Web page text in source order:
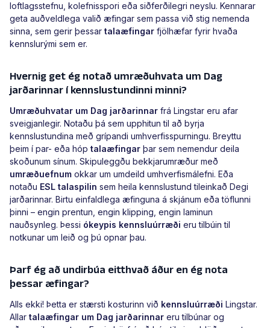
loftlagsstefnu, kolefnisspori eða siðferðilegri neyslu. Kennarar
geta auðveldlega valið æfingar sem passa við stig nemenda
sinna, sem gerir þessar talaæfingar fjölhæfar fyrir hvaða
kennslurými sem er.
Hvernig get ég notað umræðuhvata um Dag
jarðarinnar í kennslustundinni minni?
Umræðuhvatar um Dag jarðarinnar frá Lingstar eru afar
sveigjanlegir. Notaðu þá sem upphitun til að byrja
kennslustundina með grípandi umhverfisspurningu. Breyttu
þeim í par- eða hóp talaæfingar þar sem nemendur deila
skoðunum sínum. Skipuleggðu bekkjarumræður með
umræðuefnum okkar um umdeild umhverfismálefni. Eða
notaðu ESL talaspilin sem heila kennslustund tileinkað Degi
jarðarinnar. Birtu einfaldlega æfinguna á skjánum eða töflunni
þinni – engin prentun, engin klipping, engin laminun
nauðsynleg. Þessi ókeypis kennsluúrræði eru tilbúin til
notkunar um leið og þú opnar þau.
Þarf ég að undirbúa eitthvað áður en ég nota
þessar æfingar?
Alls ekki! Þetta er stærsti kosturinn við kennsluúrræði Lingstar.
Allar talaæfingar um Dag jarðarinnar eru tilbúnar og